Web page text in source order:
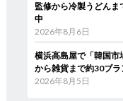
監修から冷製うどんま
中
2026年8月6日
横浜高島屋で「韓国
から雑貨まで約30ブ
2026年8月5日